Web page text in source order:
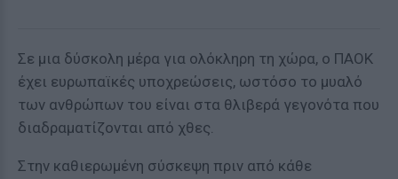
Σε μια δύσκολη μέρα για ολόκληρη τη χώρα, ο ΠΑΟΚ
έχει ευρωπαϊκές υποχρεώσεις, ωστόσο το μυαλό
των ανθρώπων του είναι στα θλιβερά γεγονότα που
διαδραματίζονται από χθες.
Στην καθιερωμένη σύσκεψη πριν από κάθε